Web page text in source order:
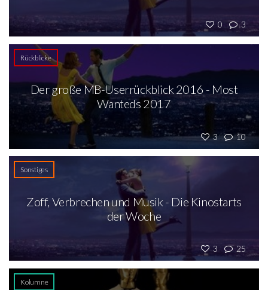
0 3
Rückblicke
3 10
Der große MB-Userrückblick 2016 - Most
Wanteds 2017
Sonstiges
3 25
Zoff, Verbrechen und Musik - Die Kinostarts
der Woche
Kolumne